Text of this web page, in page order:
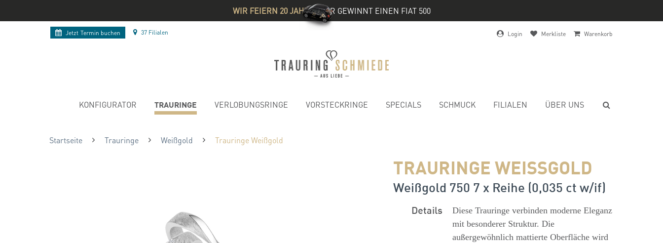
WIR FEIERN 20 JAHRE& IHR GEWINNT EINEN FIAT 500
Jetzt Termin buchen 37 Filialen Login Merkliste Warenkorb
KONFIGURATOR TRAURINGE VERLOBUNGSRINGE VORSTECKRINGE SPECIALS SCHMUCK FILIALEN ÜBER UNS
Startseite Trauringe Weißgold Trauringe Weißgold
TRAURINGE WEISSGOLD
Weißgold 750 7 x Reihe (0,035 ct w/if)
Details
Diese Trauringe verbinden moderne Eleganz
mit besonderer Struktur. Die
außergewöhnlich mattierte Oberfläche wird